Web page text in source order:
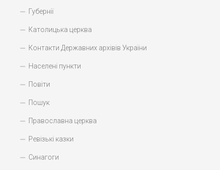
Губернії
Католицька церква
Контакти Державних архівів України
Населені пункти
Повіти
Пошук
Православна церква
Ревізькі казки
Синагоги